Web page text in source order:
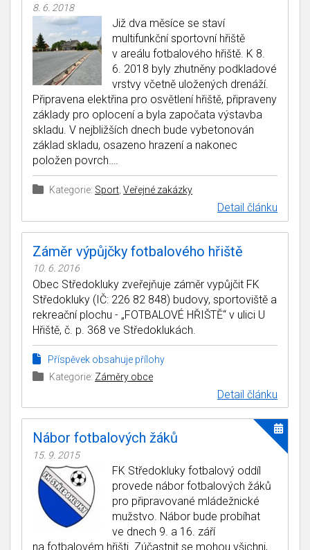
8. 6. 2018
Již dva měsíce se staví
multifunkční sportovní hřiště
v areálu fotbalového hřiště. K 8.
6. 2018 byly zhutněny podkladové
vrstvy včetně uložených drenáží.
Připravena elektřina pro osvětlení hřiště, připraveny
základy pro oplocení a byla započata výstavba
skladu. V nejbližších dnech bude vybetonován
základ skladu, osazeno hrazení a nakonec
položen povrch….
Kategorie: Sport, Veřejné zakázky
Detail článku
Záměr výpůjčky fotbalového hřiště
10. 6. 2016
Obec Středokluky zveřejňuje záměr vypůjčit FK
Středokluky (IČ: 226 82 848) budovy, sportoviště a
rekreační plochu - „FOTBALOVÉ HŘIŠTĚ“ v ulici U
Hřiště, č. p. 368 ve Středoklukách.
Příspěvek obsahuje přílohy
Kategorie: Záměry obce
Detail článku
Nábor fotbalových žáků
15. 9. 2015
FK Středokluky fotbalový oddíl
provede nábor fotbalových žáků
pro připravované mládežnické
mužstvo. Nábor bude probíhat
ve dnech 9. a 16. září
na fotbalovém hřišti. Zúčastnit se mohou všichni,